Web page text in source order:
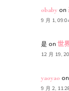
obaby on
9 月 1,
是 on 世
12 月 19,
yaoyao on
9 月 2,